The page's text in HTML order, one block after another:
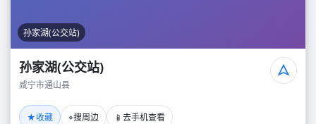
孙家湖(公交站)
孙家湖(公交站)
咸宁市通山县
★收藏 ⌖搜周边 📱 去手机查看